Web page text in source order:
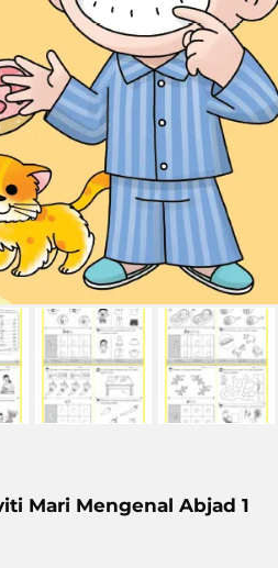
Mari Mengenal Abjad 1